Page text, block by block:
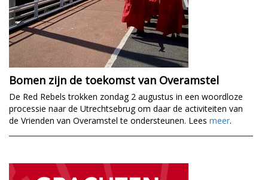
Bomen zijn de toekomst van Overamstel
De Red Rebels trokken zondag 2 augustus in een woordloze
processie naar de Utrechtsebrug om daar de activiteiten van
de Vrienden van Overamstel te ondersteunen. Lees meer.